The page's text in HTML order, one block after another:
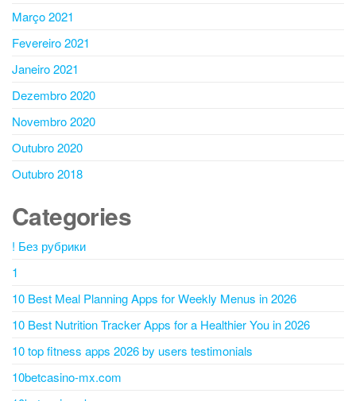
Março 2021
Fevereiro 2021
Janeiro 2021
Dezembro 2020
Novembro 2020
Outubro 2020
Outubro 2018
Categories
! Без рубрики
1
10 Best Meal Planning Apps for Weekly Menus in 2026
10 Best Nutrition Tracker Apps for a Healthier You in 2026
10 top fitness apps 2026 by users testimonials
10betcasino-mx.com